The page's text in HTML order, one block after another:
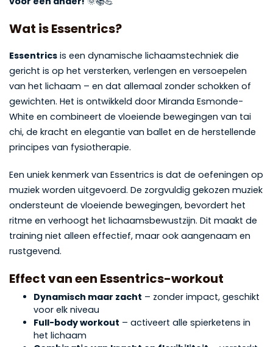
Wat is Essentrics?
Essentrics is een dynamische lichaamstechniek die
gericht is op het versterken, verlengen en versoepelen
van het lichaam – en dat allemaal zonder schokken of
gewichten. Het is ontwikkeld door Miranda Esmonde-
White en combineert de vloeiende bewegingen van tai
chi, de kracht en elegantie van ballet en de herstellende
principes van fysiotherapie.
Een uniek kenmerk van Essentrics is dat de oefeningen op
muziek worden uitgevoerd. De zorgvuldig gekozen muziek
ondersteunt de vloeiende bewegingen, bevordert het
ritme en verhoogt het lichaamsbewustzijn. Dit maakt de
training niet alleen effectief, maar ook aangenaam en
rustgevend.
Effect van een Essentrics-workout
Dynamisch maar zacht – zonder impact, geschikt
voor elk niveau
Full-body workout – activeert alle spierketens in
het lichaam